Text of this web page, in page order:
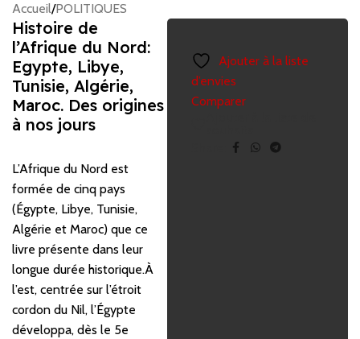
Accueil/POLITIQUES
Histoire de
l’Afrique du Nord:
Egypte, Libye,
Tunisie, Algérie,
Maroc. Des origines
à nos jours
L’Afrique du Nord est
formée de cinq pays
(Égypte, Libye, Tunisie,
Algérie et Maroc) que ce
livre présente dans leur
longue durée historique.À
l’est, centrée sur l’étroit
cordon du Nil, l’Égypte
développa, dès le 5e
Ajouter à la liste
d’envies
Comparer